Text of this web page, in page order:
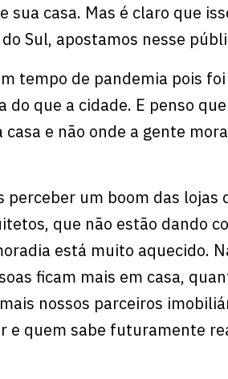
casa. Mas é claro que
Sul, apostamos nesse
tempo de pandemia pois
do que a cidade. E penso
e não onde a gente mora
perceber um boom das lojas
que não estão dando
está muito aquecido.
ficam mais em casa,
nossos parceiros
e quem sabe futuramente